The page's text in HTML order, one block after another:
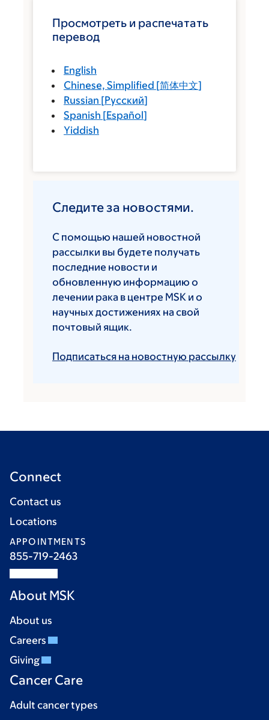
Просмотреть и распечатать
перевод
English
Chinese, Simplified [简体中文]
Russian [Русский]
Spanish [Español]
Yiddish
Следите за новостями.
С помощью нашей новостной
рассылки вы будете получать
последние новости и
обновленную информацию о
лечении рака в центре MSK и о
научных достижениях на свой
почтовый ящик.
Подписаться на новостную рассылку
Connect
Contact us
Locations
APPOINTMENTS
855-719-2463
About MSK
About us
Careers
Giving
Cancer Care
Adult cancer types